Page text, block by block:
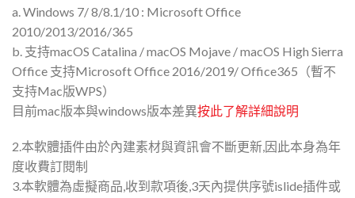
a. Windows 7/ 8/8.1/10 : Microsoft Office
2010/2013/2016/365
b. 支持macOS Catalina / macOS Mojave / macOS High Sierra
Office 支持Microsoft Office 2016/2019/ Office365（暫不
支持Mac版WPS）
目前mac版本與windows版本差異按此了解詳細說明
2.本軟體插件由於內建素材與資訊會不斷更新,因此本身為年
度收費訂閱制
3.本軟體為虛擬商品,收到款項後,3天內提供序號islide插件或